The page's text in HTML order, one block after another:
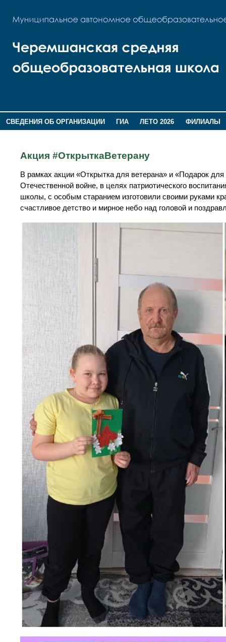
СВЕДЕНИЯ ОБ ОРГАНИЗАЦИИ ГИА ЛЕТО 2026
ФИЛИАЛЫ
Акция #ОткрыткаВетерану
В рамках акции «Открытка для ветерана» и «Подарок
Отечественной войне, в целях патриотического
школы, с особым старанием изготовили своими руками
счастливое детство и мирное небо над головой и